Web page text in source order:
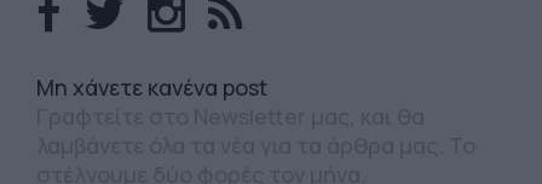
Mη χάνετε κανένα post